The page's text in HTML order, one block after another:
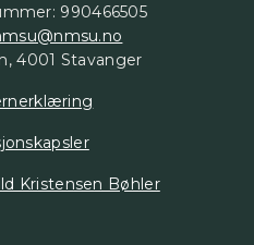
990466505
4001 Stavanger
Kristensen Bøhler